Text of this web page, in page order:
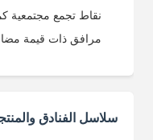
نقاط تجمع مجتمعية
مرافق ذات قيمة
سلاسل الفنادق